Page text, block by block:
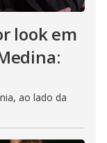
look em
ao lado da